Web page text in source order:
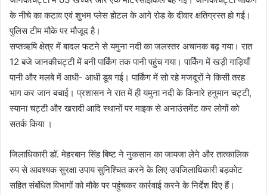
के नीचे का कटाव एवं शुभम प्लेस होटल के आगे रोड के दीवार क्षतिग्रस्त हो गई।
पुलिस टीम मौके पर मौजूद है।
सप्तऋषि क्षेत्र में बादल फटने से यमुना नदी का जलस्तर अचानक बढ़ गया। रात
12 बजे जानकीचट्टी में बनी पार्किंग तक पानी पहुंच गया। पार्किंग में खड़ी गाड़ियाँ
पानी और मलबे में आधी- आधी डूब गई। पार्किंग में सो रहे मजदूरों ने किसी तरह
भाग कर जान बचाई। प्रशासन ने रात में ही यमुना नदी के किनारे हनुमान चट्टी,
स्याना चट्टी और खरादी आदि स्थानों पर माइक से अनाउंसमेंट कर लोगों को
सतर्क किया ।
जिलाधिकारी डॉ. मेहरबान सिंह बिष्ट ने नुकसान का जायजा लेने और तात्कालिक
रुप से आवश्यक सुरक्षा उपाय सुनिश्चित करने के लिए उपजिलाधिकारी बड़कोट
सहित संबंधित विभागों को मौके पर पहुंचकर कार्रवाई करने के निर्देश दिए हैं।